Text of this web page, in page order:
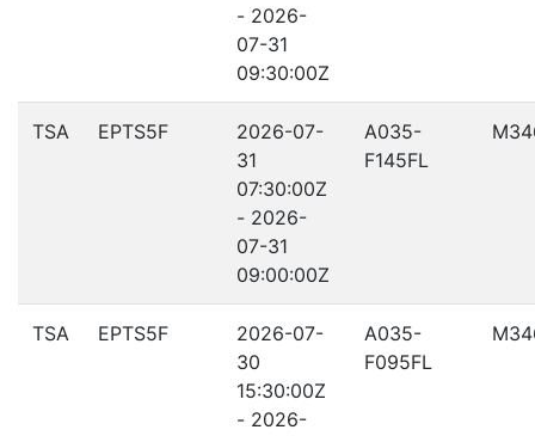
- 2026-
07-31
09:30:00Z
TSA EPTS5F
2026-07-
31
07:30:00Z
- 2026-
07-31
09:00:00Z
A035-
F145FL
TSA EPTS5F
2026-07-
30
15:30:00Z
- 2026-
A035-
F095FL